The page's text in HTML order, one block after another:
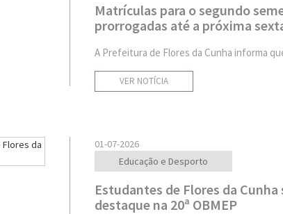
Matrículas para o segundo
prorrogadas até a próxima
A Prefeitura de Flores da Cunha informa
VER NOTÍCIA
01-07-2026
Educação e Desporto
Estudantes de Flores da
destaque na 20ª OBMEP